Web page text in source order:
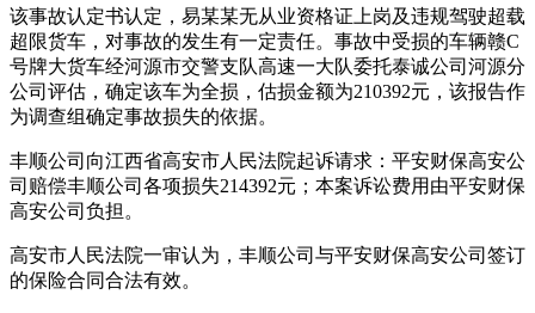
该事故认定书认定，易某某无从业资格证上岗及违规驾驶超载
超限货车，对事故的发生有一定责任。事故中受损的车辆赣C
号牌大货车经河源市交警支队高速一大队委托泰诚公司河源分
公司评估，确定该车为全损，估损金额为210392元，该报告作
为调查组确定事故损失的依据。
丰顺公司向江西省高安市人民法院起诉请求：平安财保高安公
司赔偿丰顺公司各项损失214392元；本案诉讼费用由平安财保
高安公司负担。
高安市人民法院一审认为，丰顺公司与平安财保高安公司签订
的保险合同合法有效。